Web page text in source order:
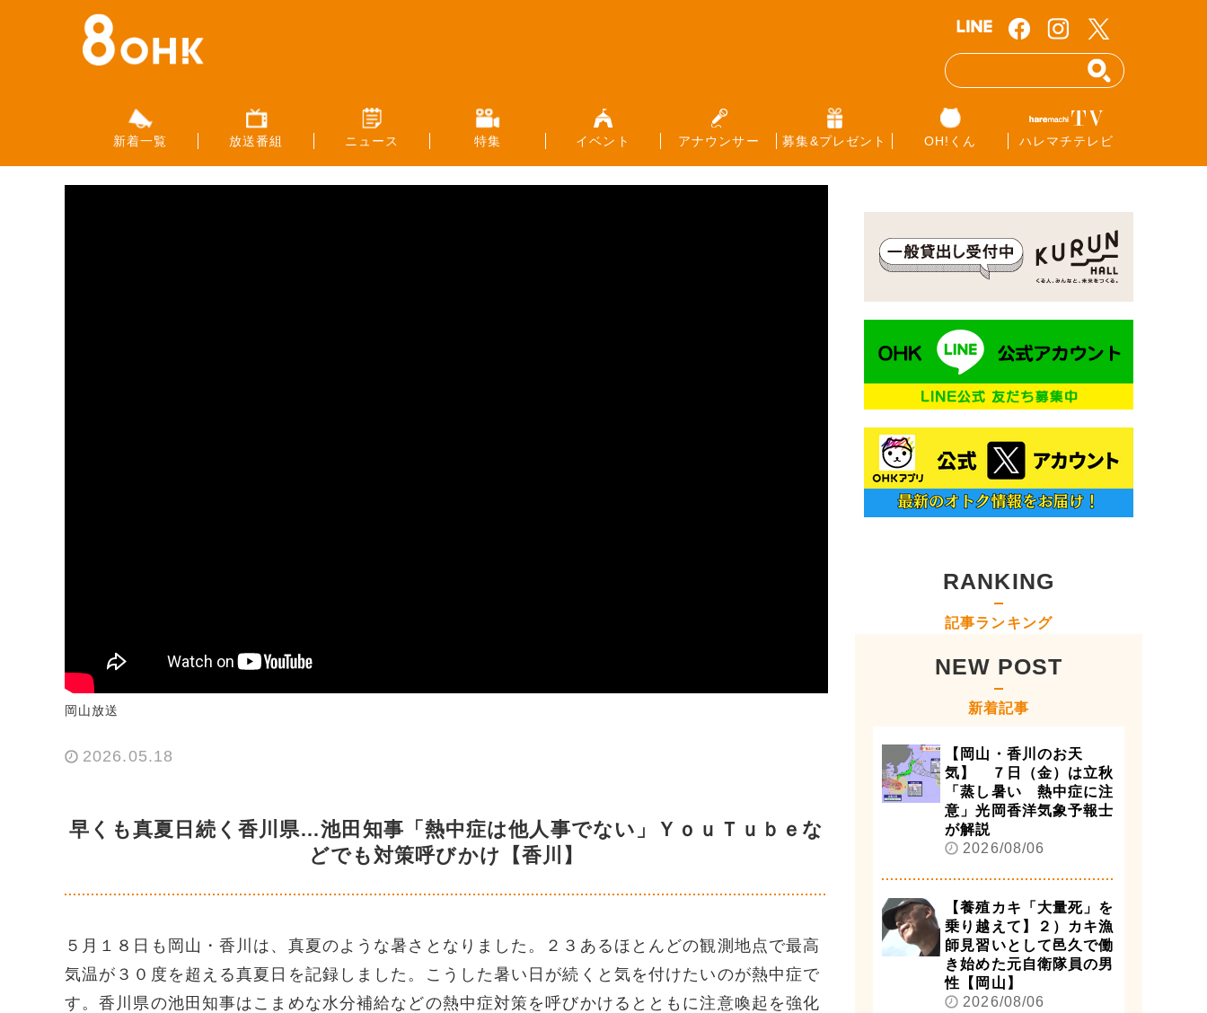
新着一覧 放送番組 ニュース 特集 イベント アナウンサー 募集&プレゼント OH!くん ハレマチテレビ
岡山放送
2026.05.18
早くも真夏日続く香川県…池田知事「熱中症は他人事でない」ＹｏｕＴｕｂｅな
どでも対策呼びかけ【香川】
５月１８日も岡山・香川は、真夏のような暑さとなりました。２３あるほとんどの観測地点で最高
気温が３０度を超える真夏日を記録しました。こうした暑い日が続くと気を付けたいのが熱中症で
す。香川県の池田知事はこまめな水分補給などの熱中症対策を呼びかけるとともに注意喚起を強化
RANKING
記事ランキング
NEW POST
新着記事
【岡山・香川のお天
気】 ７日（金）は立秋
「蒸し暑い 熱中症に注
意」光岡香洋気象予報士
が解説
2026/08/06
【養殖カキ「大量死」を
乗り越えて】２）カキ漁
師見習いとして邑久で働
き始めた元自衛隊員の男
性【岡山】
2026/08/06